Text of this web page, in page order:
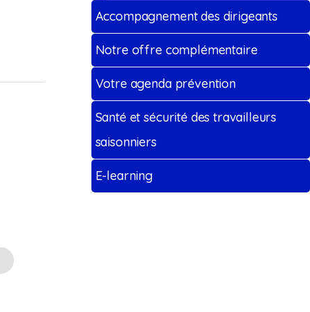
Accompagnement des dirigeants
Notre offre complémentaire
Votre agenda prévention
Santé et sécurité des travailleurs
saisonniers
E-learning